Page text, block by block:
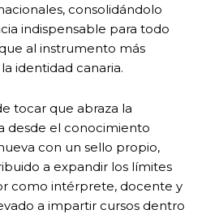
consolidándolo
indispensable para todo
al instrumento más
identidad canaria.
tocar que abraza la
desde el conocimiento
con un sello propio,
a expandir los límites
como intérprete, docente y
a impartir cursos dentro